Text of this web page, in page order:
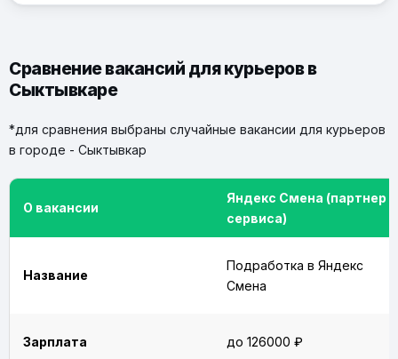
Сравнение вакансий для курьеров в
Сыктывкаре
*для сравнения выбраны случайные вакансии для курьеров
в городе - Сыктывкар
О вакансии
Яндекс Смена (партнер
сервиса)
Название
Подработка в Яндекс
Смена
Зарплата до 126000 ₽